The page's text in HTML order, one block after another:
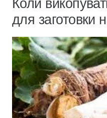
Коли
для заготовки